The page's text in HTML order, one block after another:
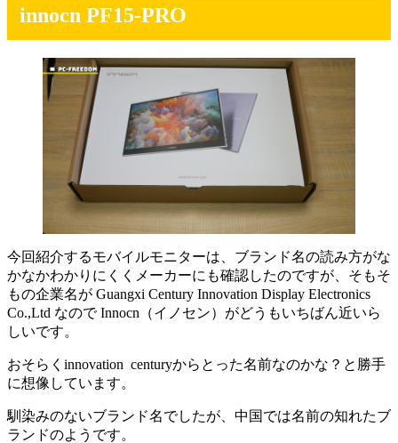
innocn PF15-PRO
今回紹介するモバイルモニターは、ブランド名の読み方がな
かなかわかりにくくメーカーにも確認したのですが、そもそ
もの企業名が Guangxi Century Innovation Display Electronics
Co.,Ltd なのでInnocn（イノセン）がどうもいちばん近いら
しいです。
おそらくinnovation centuryからとった名前なのかな？と勝手
に想像しています。
馴染みのないブランド名でしたが、中国では名前の知れたブ
ランドのようです。